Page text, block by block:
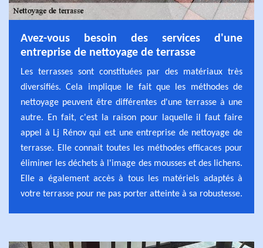
Avez-vous besoin des services d'une
entreprise de nettoyage de terrasse
Les terrasses sont constituées par des matériaux très
diversifiés. Cela implique le fait que les méthodes de
nettoyage peuvent être différentes d'une terrasse à une
autre. En fait, c'est la raison pour laquelle il faut faire
appel à Lj Rénov qui est une entreprise de nettoyage de
terrasse. Elle connait toutes les méthodes efficaces pour
éliminer les déchets à l'image des mousses et des lichens.
Elle a également accès à tous les matériels adaptés à
votre terrasse pour ne pas porter atteinte à sa robustesse.